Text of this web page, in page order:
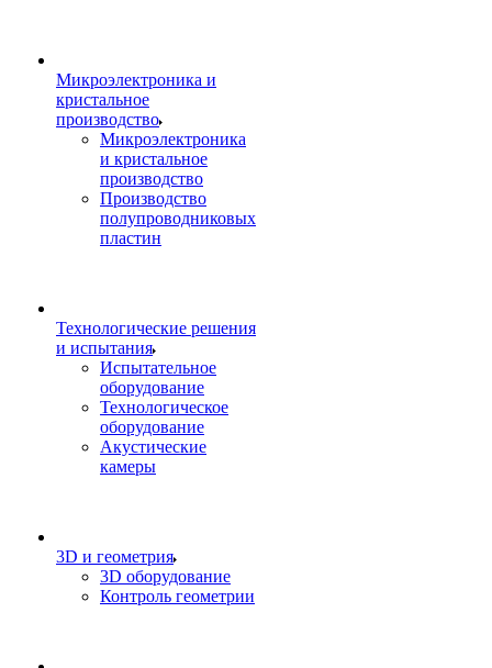
Микроэлектроника и
кристальное
производство
Микроэлектроника
и кристальное
производство
Производство
полупроводниковых
пластин
Технологические решения
и испытания
Испытательное
оборудование
Технологическое
оборудование
Акустические
камеры
3D и геометрия
3D оборудование
Контроль геометрии